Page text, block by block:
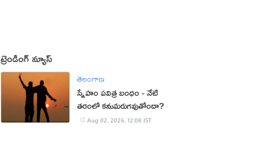
ట్రెండింగ్ న్యూస్
తెలంగాణ
స్నేహం పవిత్ర బంధం - నేటి
తరంలో కనుమరుగవుతోందా?
Aug 02, 2026, 12:08 IST